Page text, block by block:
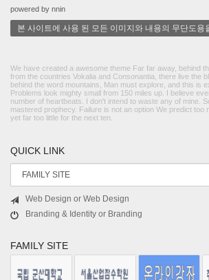
powered by nnin
본 사이트에 사용 된 모든 이미지와 내용의 무단도용
We have created a awesome theme Far far away, behind
from the countries Vokalia and Consonantia, there live the
behind the word mountains, Man must explore, and this is
Problems look mighty small from 150 miles up. I believe
number of heartbeats. I don't intend to waste any of mine.
mastered prophecy. Failure is not an option We predict too
yet far too little for the next ten.
QUICK LINK
Web Design or Web Design
Branding & Identity or Branding
FAMILY SITE